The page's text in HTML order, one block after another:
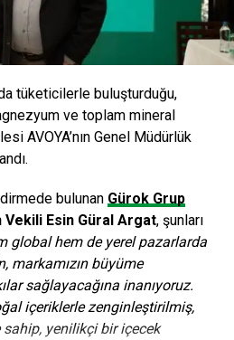
tüketicilerle buluşturduğu,
ve toplam mineral
AVOYA’nın Genel Müdürlük
bulunan Gürok Grup
Vekili Esin Güral Argat, şunları
global hem de yerel pazarlarda
markamızın büyüme
sağlayacağına inanıyoruz.
içeriklerle zenginleştirilmiş,
yenilikçi bir içecek